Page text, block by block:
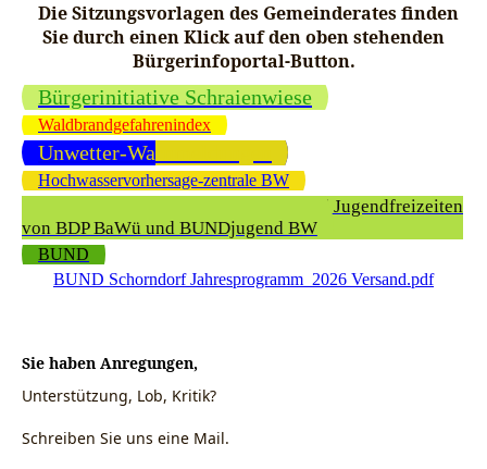
Die Sitzungsvorlagen des Gemeinderates finden
Sie durch einen Klick auf den oben stehenden
Bürgerinfoportal-Button.
Bürgerinitiative Schraienwiese
Waldbrandgefahrenindex
Unwetter-Warnmeldungen
Hochwasservorhersage-zentrale BW
Arbeitskreis ökologische Kinder- und Jugendfreizeiten
von BDP BaWü und BUNDjugend BW
BUND
BUND Schorndorf Jahresprogramm_2026 Versand.pdf
Sie haben Anregungen,
Unterstützung, Lob, Kritik?
Schreiben Sie uns eine Mail.